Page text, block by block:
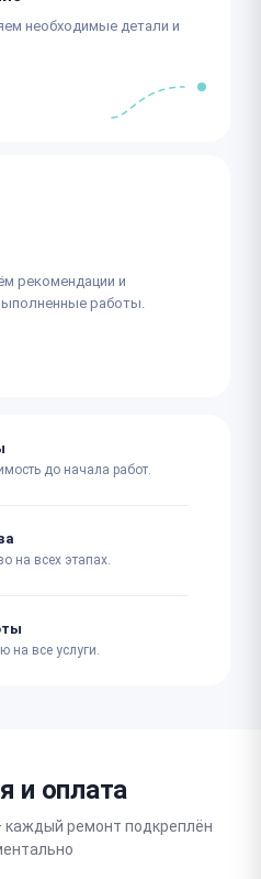
необходимые детали и
рекомендации и
работы.
до начала работ.
на всех этапах.
на все услуги.
и оплата
ремонт подкреплён